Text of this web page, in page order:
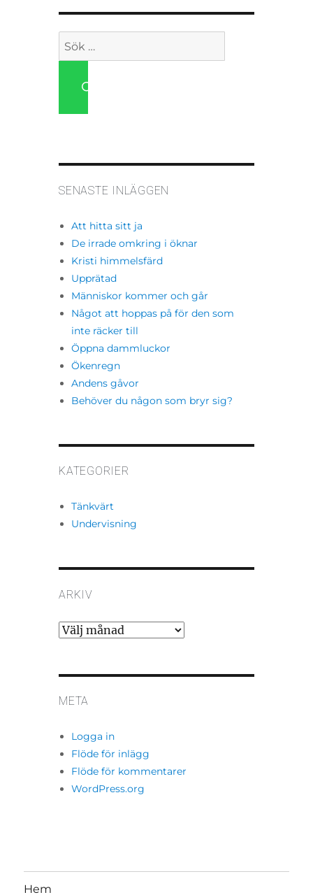
Sök
SENASTE INLÄGGEN
Att hitta sitt ja
De irrade omkring i öknar
Kristi himmelsfärd
Upprätad
Människor kommer och går
Något att hoppas på för den som
inte räcker till
Öppna dammluckor
Ökenregn
Andens gåvor
Behöver du någon som bryr sig?
KATEGORIER
Tänkvärt
Undervisning
ARKIV
Arkiv
META
Logga in
Flöde för inlägg
Flöde för kommentarer
WordPress.org
Hem